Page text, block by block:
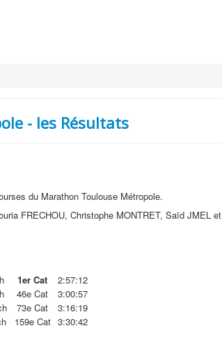
- les Résultats
du Marathon Toulouse Métropole.
FRECHOU, Christophe MONTRET, Saïd JMEL et
1er Cat
2:57:12
46e Cat
3:00:57
73e Cat
3:16:19
159e Cat 3:30:42